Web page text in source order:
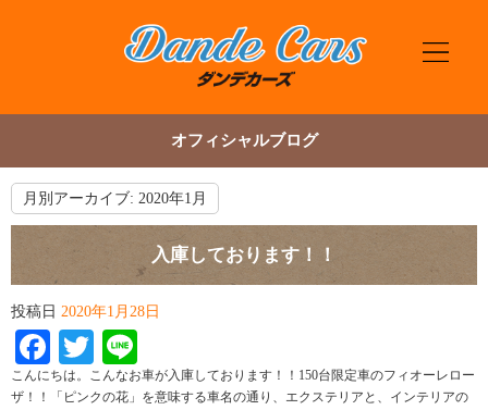
オフィシャルブログ
月別アーカイブ: 2020年1月
入庫しております！！
投稿日 2020年1月28日
Facebook
Twitter
こんにちは。こんなお車が入庫しております！！150台限定車のフィオーレロー
ザ！！「ピンクの花」を意味する車名の通り、エクステリアと、インテリアの